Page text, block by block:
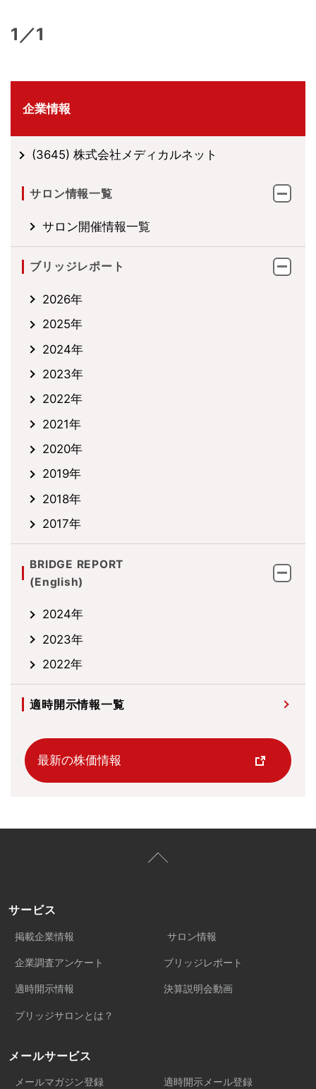
1／1
企業情報
(3645) 株式会社メディカルネット
サロン情報一覧
サロン開催情報一覧
ブリッジレポート
2026年
2025年
2024年
2023年
2022年
2021年
2020年
2019年
2018年
2017年
BRIDGE REPORT
(English)
2024年
2023年
2022年
適時開示情報一覧
最新の株価情報
サービス
掲載企業情報 サロン情報
企業調査アンケート ブリッジレポート
適時開示情報 決算説明会動画
ブリッジサロンとは？
メールサービス
メールマガジン登録 適時開示メール登録